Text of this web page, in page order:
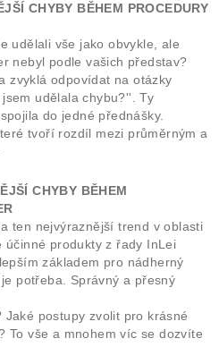
CHYBY BĚHEM PROCEDURY
udělali vše jako obvykle, ale
nebyl podle vašich představ?
zvyklá odpovídat na otázky
udělala chybu?''. Ty
do jedné přednášky.
tvoří rozdíl mezi průměrným a
CHYBY BĚHEM
ten nejvýraznější trend v oblasti
účinné produkty z řady InLei
základem pro nádherný
potřeba. Správný a přesný
postupy zvolit pro krásné
To vše a mnohem víc se dozvíte